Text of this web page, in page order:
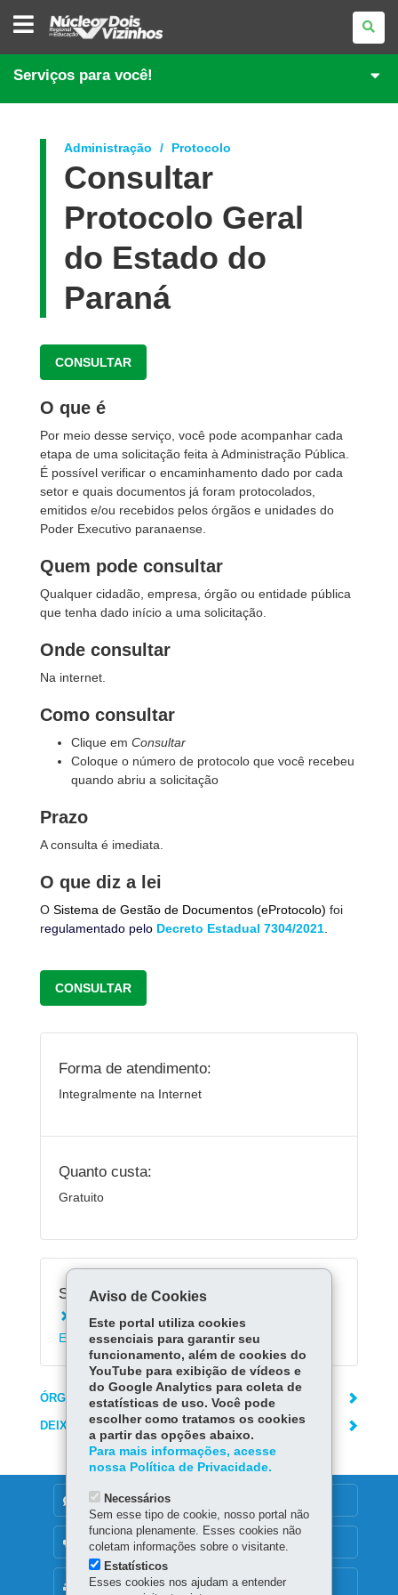
NÚCLEO
REGIONAL
EDUCAÇÃO
DE
DOIS
Serviços para você!
Administração Protocolo
Consultar
Protocolo Geral
do Estado do
Paraná
CONSULTAR
O que é
Por meio desse serviço, você pode acompanhar cada
etapa de uma solicitação feita à Administração Pública.
É possível verificar o encaminhamento dado por cada
setor e quais documentos já foram protocolados,
emitidos e/ou recebidos pelos órgãos e unidades do
Poder Executivo paranaense.
Quem pode consultar
Qualquer cidadão, empresa, órgão ou entidade pública
que tenha dado início a uma solicitação.
Onde consultar
Na internet.
Como consultar
Clique em Consultar
Coloque o número de protocolo que você recebeu
quando abriu a solicitação
Prazo
A consulta é imediata.
O que diz a lei
O Sistema de Gestão de Documentos (eProtocolo) foi
regulamentado pelo Decreto Estadual 7304/2021
CONSULTAR
Forma de atendimento:
Integralmente na Internet
Quanto custa:
Gratuito
Serviços Relacionados:
Registrar solicitação no Protocolo Geral do
Estado do Paraná
ÓRGÃO RESPONSÁVEL
DEIXE SUA OPINIÃO
MAPA DO SITE
DENUNCIE CORRUPÇÃO
OUVIDORIA
Aviso de Cookies
Este portal utiliza cookies
essenciais para garantir seu
funcionamento, além de cookies do
YouTube para exibição de vídeos e
do Google Analytics para coleta de
estatísticas de uso. Você pode
escolher como tratamos os cookies
a partir das opções abaixo.
Para mais informações, acesse
nossa Política de Privacidade.
Necessários
Sem esse tipo de cookie, nosso portal não
funciona plenamente. Esses cookies não
coletam informações sobre o visitante.
Estatísticos
Esses cookies nos ajudam a entender